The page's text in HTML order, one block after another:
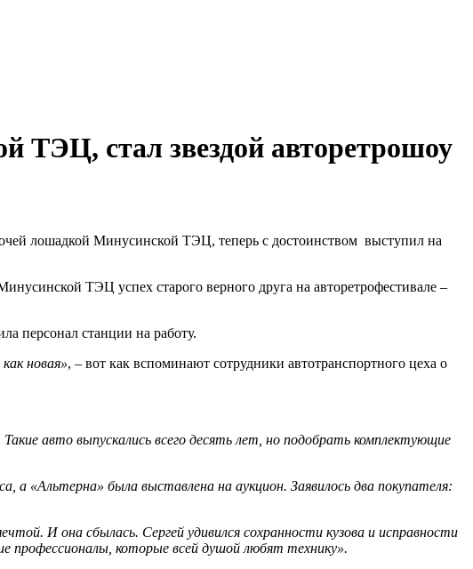
ТЭЦ, стал звездой авторетрошоу
лошадкой Минусинской ТЭЦ, теперь с достоинством выступил на
ТЭЦ успех старого верного друга на авторетрофестивале –
персонал станции на работу.
новая», – вот как вспоминают сотрудники автотранспортного цеха о
авто выпускались всего десять лет, но подобрать комплектующие
а «Альтерна» была выставлена на аукцион. Заявилось два покупателя:
И она сбылась. Сергей удивился сохранности кузова и исправности
профессионалы, которые всей душой любят технику».